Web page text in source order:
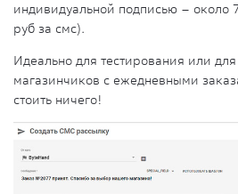
индивидуальной подписью – около
руб за смс).
Идеально для тестирования или
магазинчиков с ежедневными
стоить ничего!